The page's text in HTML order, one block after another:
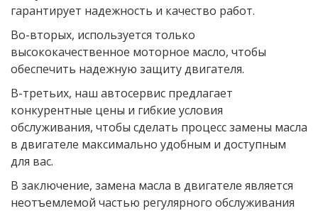
гарантирует надежность и качество работ.
Во-вторых, используется только
высококачественное моторное масло, чтобы
обеспечить надежную защиту двигателя.
В-третьих, наш автосервис предлагает
конкурентные цены и гибкие условия
обслуживания, чтобы сделать процесс замены масла
в двигателе максимально удобным и доступным
для вас.
В заключение, замена масла в двигателе является
неотъемлемой частью регулярного обслуживания